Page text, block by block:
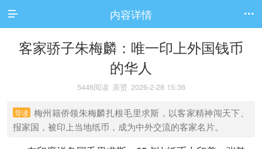
 内容详情 
客家骄子朱梅麟：唯一印上外国钱币
的华人
5446阅读 亲贤 2026-2-28 15:36
导读 梅州籍侨领朱梅麟扎根毛里求斯，以客家精神闯天下、
报家国，被印上当地纸币，成为中外交流的客家名片。